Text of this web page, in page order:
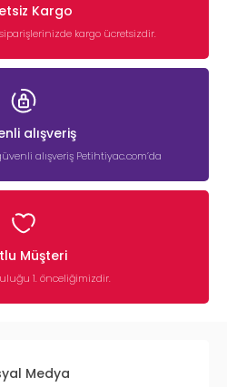
Kargo
kargo ücretsizdir.
alışveriş
alışveriş Petihtiyac.com’da
Müşteri
1. önceliğimizdir.
Medya